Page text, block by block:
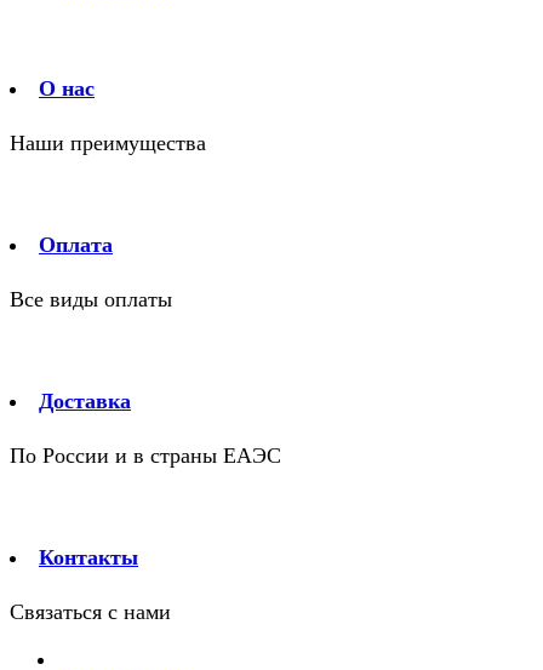
О нас
Наши преимущества
Оплата
Все виды оплаты
Доставка
По России и в страны ЕАЭС
Контакты
Связаться с нами